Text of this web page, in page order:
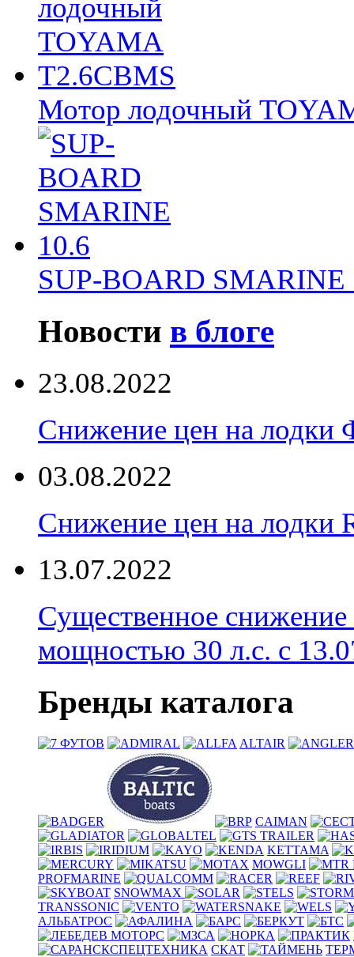
Мотор лодочный
SUP-BOARD
Новости в блоге
23.08.2022
Снижение цен на
03.08.2022
Снижение цен на лодки
13.07.2022
Существенное
мощностью 30 л.с. с
Бренды каталога
ALTAIR
CAIMAN
KETTAMA
MOWGLI
PROFMARINE
SNOWMAX
TRANSSONIC
АЛЬБАТРОС
СКАТ